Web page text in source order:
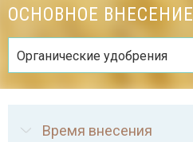
ОСНОВНОЕ ВНЕСЕНИЕ
Органические удобрения
Время внесения